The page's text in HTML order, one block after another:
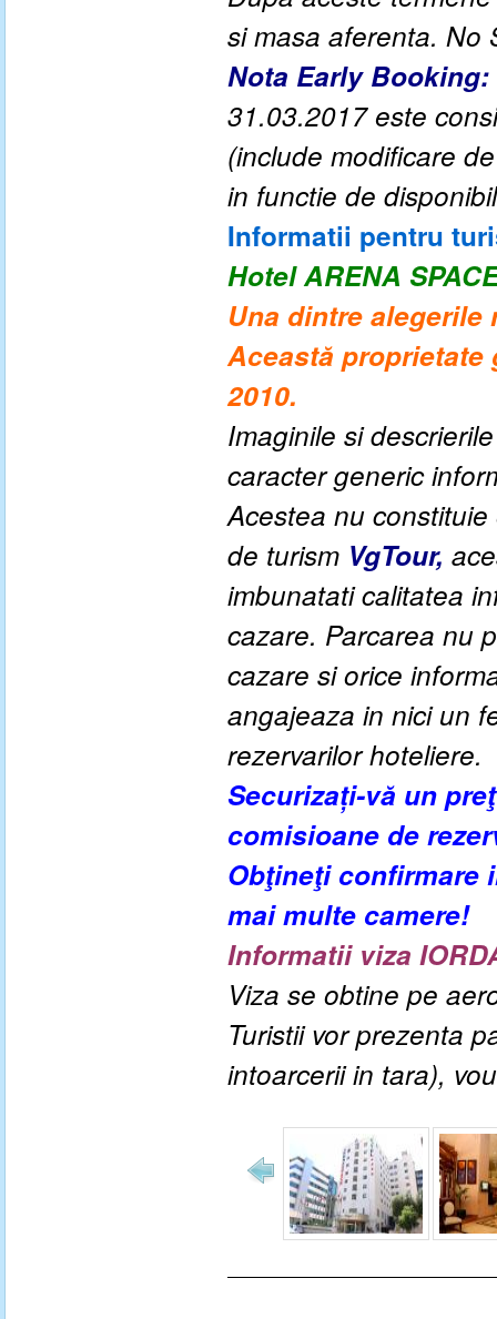
si masa aferenta. No
Nota Early Booking:
31.03.2017 este
(include modificare
in functie de
Informatii pentru
HotelARENA
Una dintre alegerile
Această proprietate
2010.
Imaginile si
caracter generic
Acestea nu
de turism VgTour,
imbunatati calitatea
cazare. Parcarea nu
cazare si orice
angajeaza in nici un
rezervarilor hoteliere.
Securizați-vă un
comisioane de
Obţineţi confirmare
mai multe camere!
Informatii viza
Viza se obtine pe
Turistii vor prezenta
intoarcerii in tara),